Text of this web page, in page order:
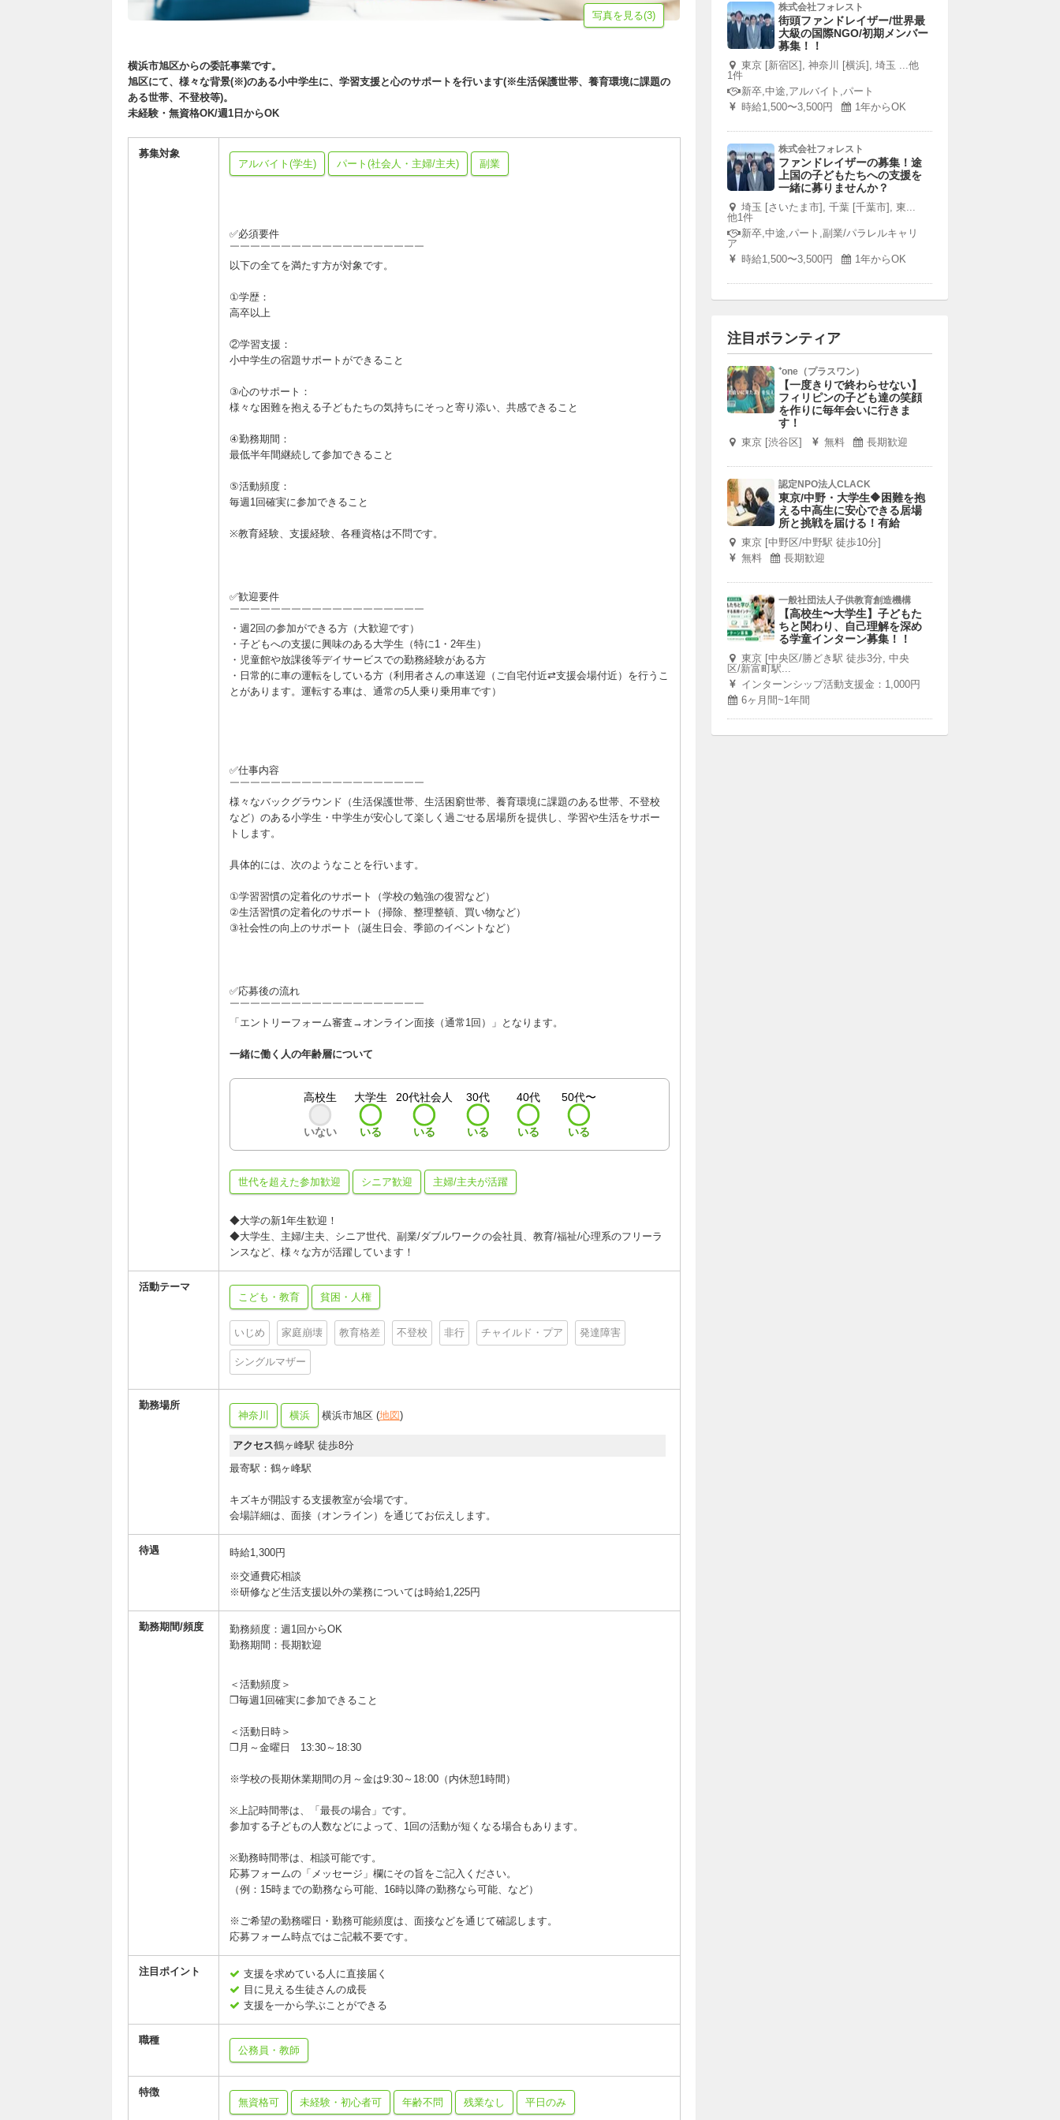
写真を見る(3)
横浜市旭区からの委託事業です。
旭区にて、様々な背景(※)のある小中学生に、学習支援と心のサポートを行います(※生活保護世帯、養育環境に課題の
ある世帯、不登校等)。
未経験・無資格OK/週1日からOK
募集対象
アルバイト(学生)
パート(社会人・主婦/主夫) 副業
✅必須要件
￣￣￣￣￣￣￣￣￣￣￣￣￣￣￣￣￣￣￣
以下の全てを満たす方が対象です。
①学歴：
高卒以上
②学習支援：
小中学生の宿題サポートができること
③心のサポート：
様々な困難を抱える子どもたちの気持ちにそっと寄り添い、共感できること
④勤務期間：
最低半年間継続して参加できること
⑤活動頻度：
毎週1回確実に参加できること
※教育経験、支援経験、各種資格は不問です。
✅歓迎要件
￣￣￣￣￣￣￣￣￣￣￣￣￣￣￣￣￣￣￣
・週2回の参加ができる方（大歓迎です）
・子どもへの支援に興味のある大学生（特に1・2年生）
・児童館や放課後等デイサービスでの勤務経験がある方
・日常的に車の運転をしている方（利用者さんの車送迎（ご自宅付近⇄支援会場付近）を行うこ
とがあります。運転する車は、通常の5人乗り乗用車です）
✅仕事内容
￣￣￣￣￣￣￣￣￣￣￣￣￣￣￣￣￣￣￣
様々なバックグラウンド（生活保護世帯、生活困窮世帯、養育環境に課題のある世帯、不登校
など）のある小学生・中学生が安心して楽しく過ごせる居場所を提供し、学習や生活をサポー
トします。
具体的には、次のようなことを行います。
①学習習慣の定着化のサポート（学校の勉強の復習など）
②生活習慣の定着化のサポート（掃除、整理整頓、買い物など）
③社会性の向上のサポート（誕生日会、季節のイベントなど）
✅応募後の流れ
￣￣￣￣￣￣￣￣￣￣￣￣￣￣￣￣￣￣￣
「エントリーフォーム審査→オンライン面接（通常1回）」となります。
一緒に働く人の年齢層について
高校生
いない
大学生
いる
20代社会人
いる
30代
いる
40代
いる
50代〜
いる
世代を超えた参加歓迎 シニア歓迎 主婦/主夫が活躍
◆大学の新1年生歓迎！
◆大学生、主婦/主夫、シニア世代、副業/ダブルワークの会社員、教育/福祉/心理系のフリーラ
ンスなど、様々な方が活躍しています！
活動テーマ
こども・教育
貧困・人権
いじめ 家庭崩壊 教育格差 不登校 非行 チャイルド・プア 発達障害
シングルマザー
勤務場所
神奈川
横浜 横浜市旭区 (地図)
アクセス鶴ヶ峰駅 徒歩8分
最寄駅：鶴ヶ峰駅
キズキが開設する支援教室が会場です。
会場詳細は、面接（オンライン）を通じてお伝えします。
待遇
時給1,300円
※交通費応相談
※研修など生活支援以外の業務については時給1,225円
勤務期間/頻度
勤務頻度：週1回からOK
勤務期間：長期歓迎
＜活動頻度＞
❒毎週1回確実に参加できること
＜活動日時＞
❒月～金曜日 13:30～18:30
※学校の長期休業期間の月～金は9:30～18:00（内休憩1時間）
※上記時間帯は、「最長の場合」です。
参加する子どもの人数などによって、1回の活動が短くなる場合もあります。
※勤務時間帯は、相談可能です。
応募フォームの「メッセージ」欄にその旨をご記入ください。
（例：15時までの勤務なら可能、16時以降の勤務なら可能、など）
※ご希望の勤務曜日・勤務可能頻度は、面接などを通じて確認します。
応募フォーム時点ではご記載不要です。
注目ポイント
支援を求めている人に直接届く
目に見える生徒さんの成長
支援を一から学ぶことができる
職種
公務員・教師
特徴
無資格可
未経験・初心者可 年齢不問 残業なし 平日のみ
株式会社フォレスト
街頭ファンドレイザー/世界最
大級の国際NGO/初期メンバー
募集！！
東京 [新宿区], 神奈川 [横浜], 埼玉 ...他
1件
新卒,中途,アルバイト,パート
時給1,500〜3,500円
1年からOK
株式会社フォレスト
ファンドレイザーの募集！途
上国の子どもたちへの支援を
一緒に募りませんか？
埼玉 [さいたま市], 千葉 [千葉市], 東...
他1件
新卒,中途,パート,副業/パラレルキャリ
ア
時給1,500〜3,500円
1年からOK
注目ボランティア
⁺one（プラスワン）
【一度きりで終わらせない】
フィリピンの子ども達の笑顔
を作りに毎年会いに行きま
す！
東京 [渋谷区] 無料 長期歓迎
認定NPO法人CLACK
東京/中野・大学生🔶困難を抱
える中高生に安心できる居場
所と挑戦を届ける！有給
東京 [中野区/中野駅 徒歩10分]
無料
長期歓迎
一般社団法人子供教育創造機構
【高校生〜大学生】子どもた
ちと関わり、自己理解を深め
る学童インターン募集！！
東京 [中央区/勝どき駅 徒歩3分, 中央
区/新富町駅...
インターンシップ活動支援金：1,000円
6ヶ月間~1年間